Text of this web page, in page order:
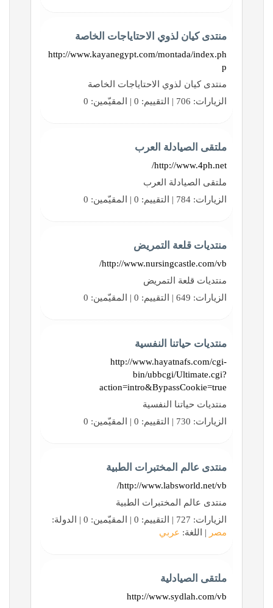
منتدى كيان لذوي الاحتاياجات الخاصة
http://www.kayanegypt.com/montada/index.ph
p
منتدى كيان لذوي الاحتاياجات الخاصة
الزيارات: 706 | التقييم: 0 | المقيّمين: 0
ملتقى الصيادلة العرب
http://www.4ph.net/
ملتقى الصيادلة العرب
الزيارات: 784 | التقييم: 0 | المقيّمين: 0
منتديات قلعة التمريض
http://www.nursingcastle.com/vb/
منتديات قلعة التمريض
الزيارات: 649 | التقييم: 0 | المقيّمين: 0
منتديات حياتنا النفسية
http://www.hayatnafs.com/cgi-
bin/ubbcgi/Ultimate.cgi?
action=intro&BypassCookie=true
منتديات حياتنا النفسية
الزيارات: 730 | التقييم: 0 | المقيّمين: 0
منتدى عالم المختبرات الطبية
http://www.labsworld.net/vb/
منتدى عالم المختبرات الطبية
الزيارات: 727 | التقييم: 0 | المقيّمين: 0 | الدولة:
مصر | اللغة: عربي
ملتقى الصيادلية
http://www.sydlah.com/vb